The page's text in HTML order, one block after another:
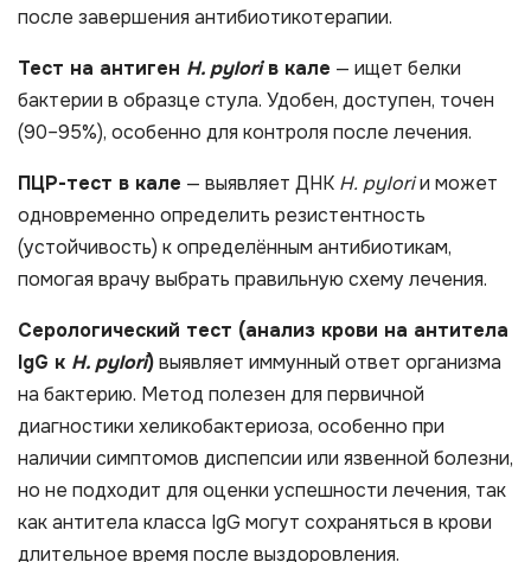
после завершения антибиотикотерапии.
Тест на антиген H. pyloriв кале — ищет белки
бактерии в образце стула. Удобен, доступен, точен
(90–95%), особенно для контроля после лечения.
ПЦР-тест в кале — выявляет ДНК H. pyloriи может
одновременно определить резистентность
(устойчивость) к определённым антибиотикам,
помогая врачу выбрать правильную схему лечения.
Серологический тест (анализ крови на антитела
IgG к H. pylori)выявляет иммунный ответ организма
на бактерию. Метод полезен для первичной
диагностики хеликобактериоза, особенно при
наличии симптомов диспепсии или язвенной болезни,
но не подходит для оценки успешности лечения, так
как антитела класса IgG могут сохраняться в крови
длительное время после выздоровления.